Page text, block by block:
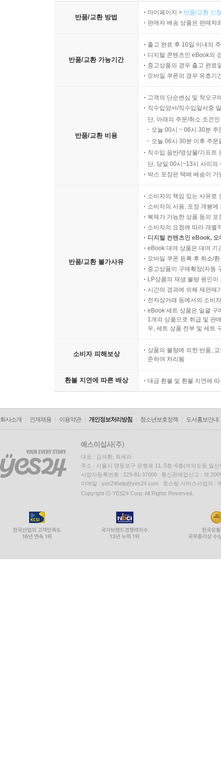
반품/교환 방법
마이페이지 > 반품/교환 신
판매자 배송 상품은 판매자
반품/교환 가능기간
출고 완료 후 10일 이내의
디지털 콘텐츠인 eBook의
중고상품의 경우 출고 완료
모바일 쿠폰의 경우 유효기
반품/교환 비용
고객의 단순변심 및 착오구
직수입양서/직수입일서중
단, 아래의 주문/취소 조건
오늘 00시 ~ 06시 30분
오늘 06시 30분 이후 주
직수입 음반/영상물/기프트
단, 당일 00시~13시 사이의
박스 포장은 택배 배송이
반품/교환 불가사유
소비자의 책임 있는 사유로
소비자의 사용, 포장 개봉
복제가 가능한 상품 등의
소비자의 요청에 따라 개별
디지털 컨텐츠인 eBook,
eBook 대여 상품은 대여 기
모바일 쿠폰 등록 후 취소/
중고상품이 구매확정(자동
LP상품의 재생 불량 원인
시간의 경과에 의해 재판매
전자상거래 등에서의 소비
eBook 세트 상품은 일괄 구
1개의 상품으로 취급 및 판
우, 세트 상품 전부 및 세트
소비자 피해보상
상품의 불량에 의한 반품,
준하여 처리됨
환불 지연에 따른 배상 대금 환불 및 환불 지연에
회사소개 인재채용 이용약관 개인정보처리방침 청소년보호정책 도서홍보안내
대표 : 김석환, 최세라
주소 : 서울시 영등포구 은행로 11, 5층~6층(여의도동,일신
사업자등록번호 : 229-81-37000 통신판매업신고 : 제
이메일 : yes24help@yes24.com 호스팅 서비스사업자 :
Copyright ⓒ YES24 Corp. All Rights Reserved.